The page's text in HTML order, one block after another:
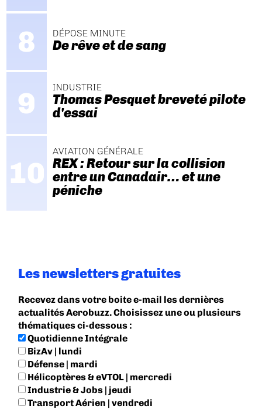
DÉPOSE MINUTE
De rêve et de sang
INDUSTRIE
Thomas Pesquet breveté pilote
d'essai
AVIATION GÉNÉRALE
REX : Retour sur la collision
entre un Canadair… et une
péniche
Les newsletters gratuites
Recevez dans votre boite e-mail les dernières
actualités Aerobuzz. Choisissez une ou plusieurs
thématiques ci-dessous :
Quotidienne Intégrale
BizAv | lundi
Défense | mardi
Hélicoptères & eVTOL | mercredi
Industrie & Jobs | jeudi
Transport Aérien | vendredi